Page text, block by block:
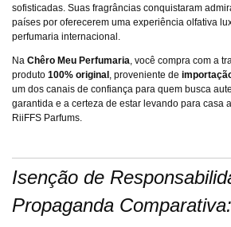
sofisticadas. Suas fragrâncias conquistaram
países por oferecerem uma experiência olfativa
perfumaria internacional.
Na Chêro Meu Perfumaria , você compra com a
produto 100% original , proveniente de
um dos canais de confiança para quem busca
garantida e a certeza de estar levando para casa
RiiFFS Parfums.
Isenção de
Propaganda Comparativa: